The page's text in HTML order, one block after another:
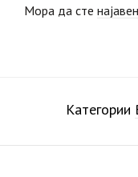
Мора да сте
Категории